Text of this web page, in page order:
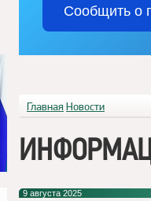
Сообщить о
Главная Новости
9 августа 2025